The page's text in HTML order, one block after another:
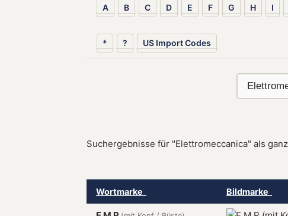
A B C D E F G H I
* ? US Import Codes
Suchergebnisse für "Elettromeccanica" als
Wortmarke Bildmarke